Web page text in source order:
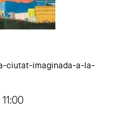
ciutat-imaginada-a-la-